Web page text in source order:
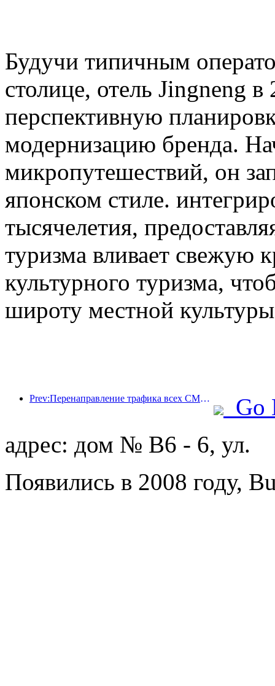
Будучи типичным
столице, отель Jingneng в
перспективную
модернизацию бренда.
микропутешествий, он
японском стиле.
тысячелетия,
туризма вливает свежую
культурного туризма,
широту местной
Prev:Перенаправление трафика всех СМИ помогает старым магазинам омолодиться и создает новую модель «нулевого роста»
Go
адрес: дом № B6 - 6, ул.
Появились в 2008 году,